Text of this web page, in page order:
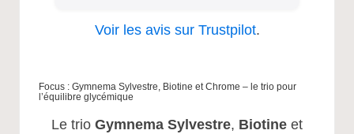
Voir les avis sur Trustpilot.
Focus : Gymnema Sylvestre, Biotine et Chrome – le trio pour
l’équilibre glycémique
Le trio Gymnema Sylvestre, Biotine et